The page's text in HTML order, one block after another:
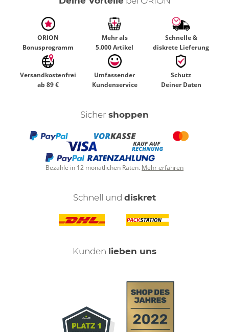
ORION
Bonusprogramm
Mehr als
5.000 Artikel
Schnelle &
diskrete Lieferung
Versandkostenfrei
ab 89 €
Umfassender
Kundenservice
Schutz
Deiner Daten
Sicher shoppen
Bezahle in 12 monatlichen Raten. Mehr erfahren
Schnell und diskret
Kunden lieben uns